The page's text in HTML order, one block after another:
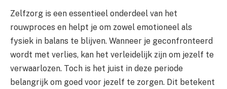
Zelfzorg is een essentieel onderdeel van het
rouwproces en helpt je om zowel emotioneel als
fysiek in balans te blijven. Wanneer je geconfronteerd
wordt met verlies, kan het verleidelijk zijn om jezelf te
verwaarlozen. Toch is het juist in deze periode
belangrijk om goed voor jezelf te zorgen. Dit betekent